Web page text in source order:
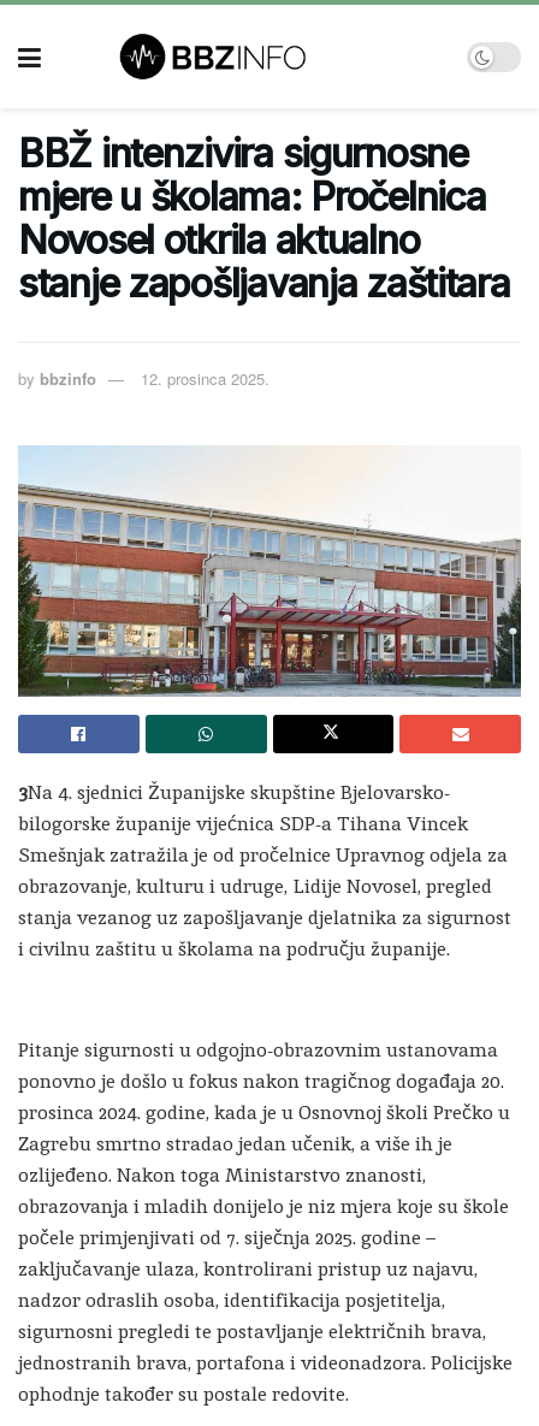
BBŽ intenzivira sigurnosne
mjere u školama: Pročelnica
Novosel otkrila aktualno
stanje zapošljavanja zaštitara
by bbzinfo 12. prosinca 2025.
3Na 4. sjednici Županijske skupštine Bjelovarsko-
bilogorske županije vijećnica SDP-a Tihana Vincek
Smešnjak zatražila je od pročelnice Upravnog odjela za
obrazovanje, kulturu i udruge, Lidije Novosel, pregled
stanja vezanog uz zapošljavanje djelatnika za sigurnost
i civilnu zaštitu u školama na području županije.
Pitanje sigurnosti u odgojno-obrazovnim ustanovama
ponovno je došlo u fokus nakon tragičnog događaja 20.
prosinca 2024. godine, kada je u Osnovnoj školi Prečko u
Zagrebu smrtno stradao jedan učenik, a više ih je
ozlijeđeno. Nakon toga Ministarstvo znanosti,
obrazovanja i mladih donijelo je niz mjera koje su škole
počele primjenjivati od 7. siječnja 2025. godine –
zaključavanje ulaza, kontrolirani pristup uz najavu,
nadzor odraslih osoba, identifikacija posjetitelja,
sigurnosni pregledi te postavljanje električnih brava,
jednostranih brava, portafona i videonadzora. Policijske
ophodnje također su postale redovite.